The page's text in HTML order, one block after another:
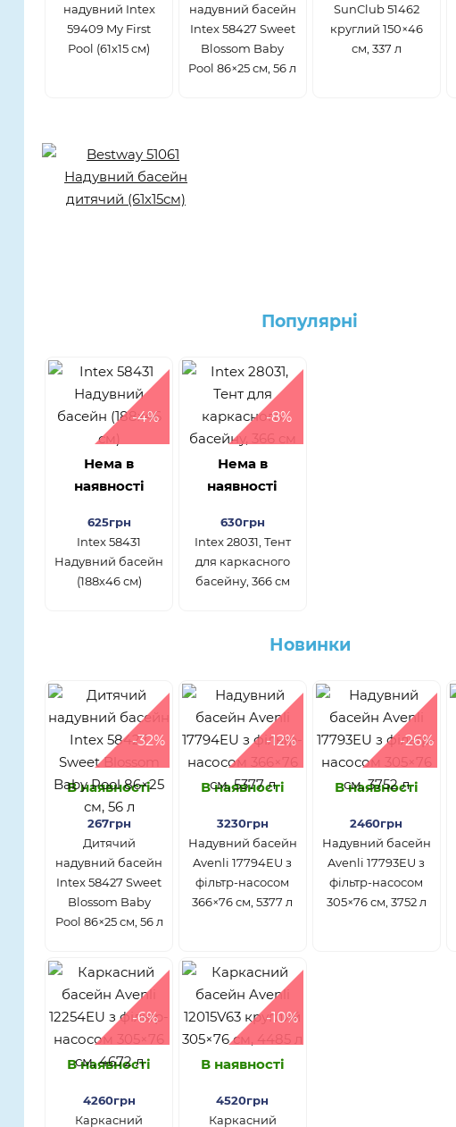
надувний Intex
59409 My First
Pool (61х15 см)
надувний басейн
Intex 58427 Sweet
Blossom Baby
Pool 86×25 см, 56 л
SunClub 51462
круглий 150×46
см, 337 л
Популярнi
-4%
Нема в
наявності
625грн
Intex 58431
Надувний басейн
(188х46 см)
-8%
Нема в
наявності
630грн
Intex 28031, Тент
для каркасного
басейну, 366 см
Новинки
-32%
В наявності
267грн
Дитячий
надувний басейн
Intex 58427 Sweet
Blossom Baby
Pool 86×25 см, 56 л
-12%
В наявності
3230грн
Надувний басейн
Avenli 17794EU з
фільтр-насосом
366×76 см, 5377 л
-26%
В наявності
2460грн
Надувний басейн
Avenli 17793EU з
фільтр-насосом
305×76 см, 3752 л
-6%
В наявності
4260грн
Каркасний
-10%
В наявності
4520грн
Каркасний